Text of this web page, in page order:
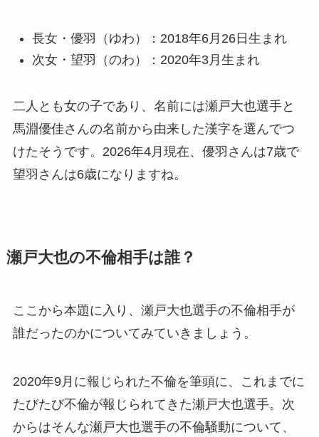
長女・優羽（ゆわ）：2018年6月26日生まれ
次女・望羽（のわ）：2020年3月生まれ
二人とも女の子であり、名前には瀬戸大也選手と
馬淵優佳さんの名前から由来した漢字を選んでつ
けたそうです。2026年4月現在、優羽さんは7歳で
望羽さんは6歳になりますね。
瀬戸大也の不倫相手は誰？
ここから本題に入り、瀬戸大也選手の不倫相手が
誰だったのかについてみていきましょう。
2020年9月に報じられた不倫を筆頭に、これまでに
たびたび不倫が報じられてきた瀬戸大也選手。次
からはそんな瀬戸大也選手の不倫騒動について、